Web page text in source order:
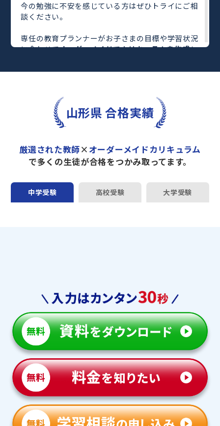
今の勉強に不安を感じている方はぜひトライにご相
談ください。
専任の教育プランナーがお子さまの目標や学習状況
に合わせてオーダーメイドでカリキュラムを作成し
完全マンツーマンで自分に合った教師がわかるまで
さらに、単元別の学習の理解度がわかる「AI学習診
や授業内容や授業以外の勉強をナビゲートする
「DAILY TRY」
など、豊富な学習コンテンツが
トライで一緒に“自己最高得点”を目指しません
か？
オンラインでの学習面談も承っております。
山形県 合格実績
厳選された教師× オーダーメイドカリキュラム
で多くの生徒が合格をつかみ取ってます。
中学受験 高校受験 大学受験